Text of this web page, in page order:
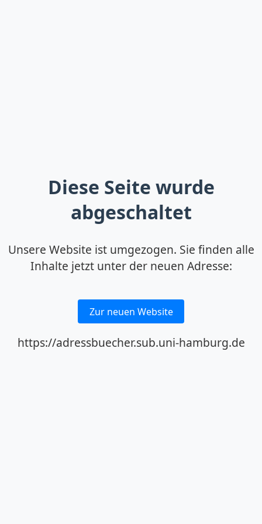
Diese Seite wurde
abgeschaltet
Unsere Website ist umgezogen. Sie finden alle
Inhalte jetzt unter der neuen Adresse:
Zur neuen Website
https://adressbuecher.sub.uni-hamburg.de